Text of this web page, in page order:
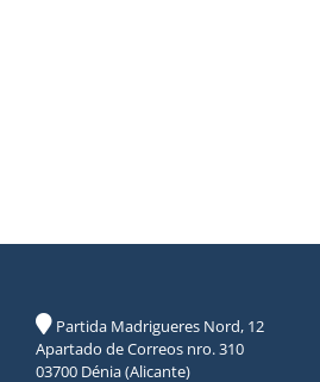
Partida Madrigueres Nord, 12
Apartado de Correos nro. 310
03700 Dénia (Alicante)